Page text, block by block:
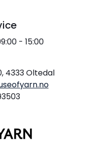
- 15:00
4333 Oltedal